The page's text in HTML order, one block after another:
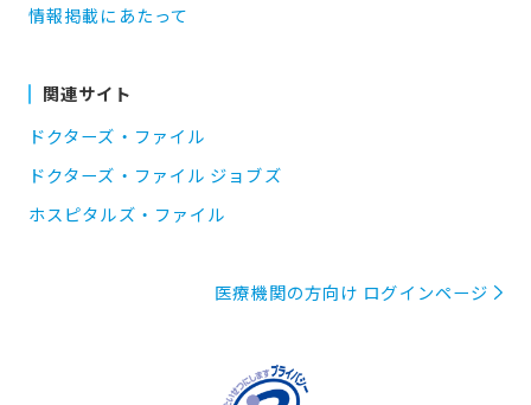
情報掲載にあたって
関連サイト
ドクターズ・ファイル
ドクターズ・ファイル ジョブズ
ホスピタルズ・ファイル
医療機関の方向け ログインページ